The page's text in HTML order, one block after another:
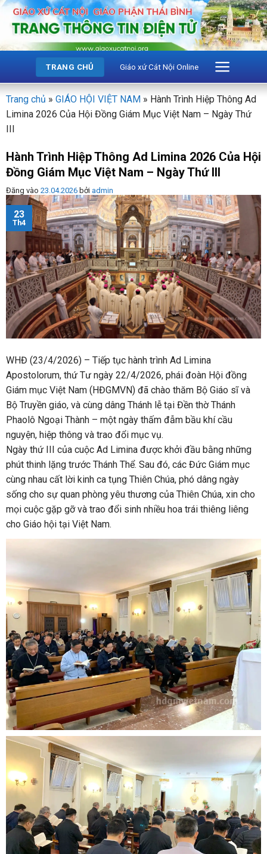
Bỏ
qua
dung
TRANG CHỦ Giáo xứ Cát Nội Online
Trang chủ » GIÁO HỘI VIỆT NAM » Hành Trình Hiệp Thông Ad
Limina 2026 Của Hội Đồng Giám Mục Việt Nam – Ngày Thứ
III
Hành Trình Hiệp Thông Ad Limina 2026 Của Hội
Đồng Giám Mục Việt Nam – Ngày Thứ III
Đăng vào 23.04.2026 bởi admin
23
Th4
WHĐ (23/4/2026) – Tiếp tục hành trình Ad Limina
Apostolorum, thứ Tư ngày 22/4/2026, phái đoàn Hội đồng
Giám mục Việt Nam (HĐGMVN) đã chào thăm Bộ Giáo sĩ và
Bộ Truyền giáo, và cùng dâng Thánh lễ tại Đền thờ Thánh
Phaolô Ngoại Thành – một ngày thấm đẫm bầu khí cầu
nguyện, hiệp thông và trao đổi mục vụ.
Ngày thứ III của cuộc Ad Limina được khởi đầu bằng những
phút thinh lặng trước Thánh Thể. Sau đó, các Đức Giám mục
cùng nhau cất lời kinh ca tụng Thiên Chúa, phó dâng ngày
sống cho sự quan phòng yêu thương của Thiên Chúa, xin cho
mọi cuộc gặp gỡ và trao đổi sinh nhiều hoa trái thiêng liêng
cho Giáo hội tại Việt Nam.